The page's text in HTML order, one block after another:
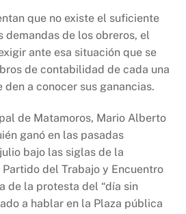
que no existe el suficiente
demandas de los obreros, el
ante esa situación que se
de contabilidad de cada una
den a conocer sus ganancias.
de Matamoros, Mario Alberto
ganó en las pasadas
bajo las siglas de la
del Trabajo y Encuentro
de la protesta del “día sin
a hablar en la Plaza pública